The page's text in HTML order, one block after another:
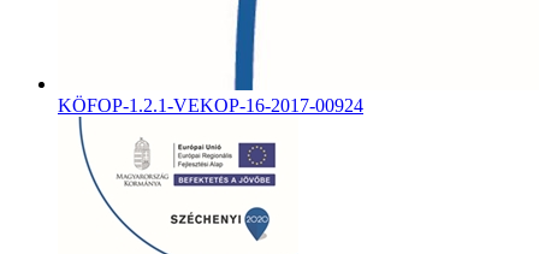
KÖFOP-1.2.1-VEKOP-16-2017-00924